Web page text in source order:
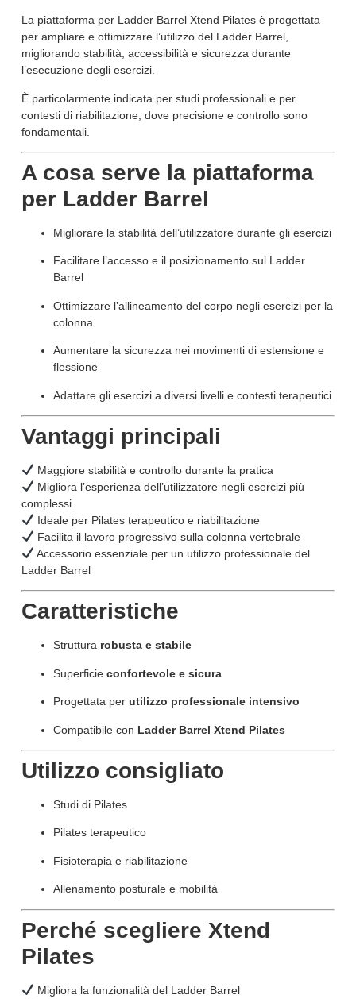
La piattaforma per Ladder Barrel Xtend Pilates è progettata
per ampliare e ottimizzare l’utilizzo del Ladder Barrel,
migliorando stabilità, accessibilità e sicurezza durante
l’esecuzione degli esercizi.
È particolarmente indicata per studi professionali e per
contesti di riabilitazione, dove precisione e controllo sono
fondamentali.
A cosa serve la piattaforma
per Ladder Barrel
Migliorare la stabilità dell’utilizzatore durante gli esercizi
Facilitare l’accesso e il posizionamento sul Ladder
Barrel
Ottimizzare l’allineamento del corpo negli esercizi per la
colonna
Aumentare la sicurezza nei movimenti di estensione e
flessione
Adattare gli esercizi a diversi livelli e contesti terapeutici
Vantaggi principali
Maggiore stabilità e controllo durante la pratica
Migliora l’esperienza dell’utilizzatore negli esercizi più
complessi
Ideale per Pilates terapeutico e riabilitazione
Facilita il lavoro progressivo sulla colonna vertebrale
Accessorio essenziale per un utilizzo professionale del
Ladder Barrel
Caratteristiche
Struttura robusta e stabile
Superficie confortevole e sicura
Progettata per utilizzo professionale intensivo
Compatibile con Ladder Barrel Xtend Pilates
Utilizzo consigliato
Studi di Pilates
Pilates terapeutico
Fisioterapia e riabilitazione
Allenamento posturale e mobilità
Perché scegliere Xtend
Pilates
Migliora la funzionalità del Ladder Barrel